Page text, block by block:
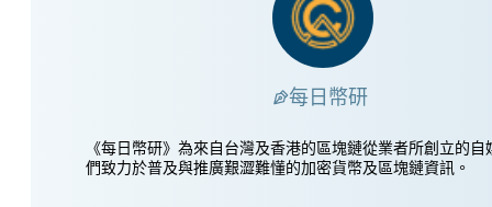
每日幣研
《每日幣研》為來自台灣及香港的區塊鏈從業者所創立的自
們致力於普及與推廣艱澀難懂的加密貨幣及區塊鏈資訊。